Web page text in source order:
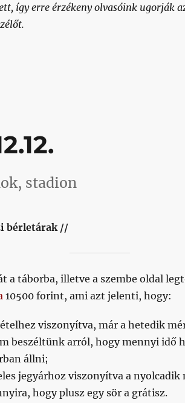
így erre érzékeny olvasóink ugorják
stadion
bérletárak //
a táborba, illetve a szembe oldal
10500 forint, ami azt jelenti, hogy:
viszonyítva, már a hetedik
beszéltünk arról, hogy mennyi idő
állni;
jegyárhoz viszonyítva a nyolcadik
hogy plusz egy sör a grátisz.